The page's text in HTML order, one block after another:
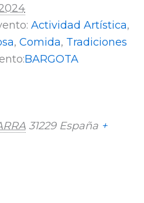
Actividad Artística,
, Comida, Tradiciones
BARGOTA
31229 España +